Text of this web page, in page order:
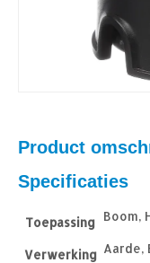
Product
Specificaties
Toepassing Boom,
Verwerking Aarde,